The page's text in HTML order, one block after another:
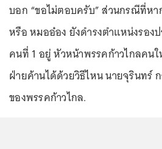
บอก “ขอไม่ตอบครับ” ส่วนกรณีที่ห
หรือ หมออ๋อง ยังดำรงตำแหน่งรอง
คนที่ 1 อยู่ หัวหน้าพรรคก้าวไกลคน
ฝ่ายค้านได้ด้วยวิธีไหน นายจุรินทร์ ก
ของพรรคก้าวไกล.